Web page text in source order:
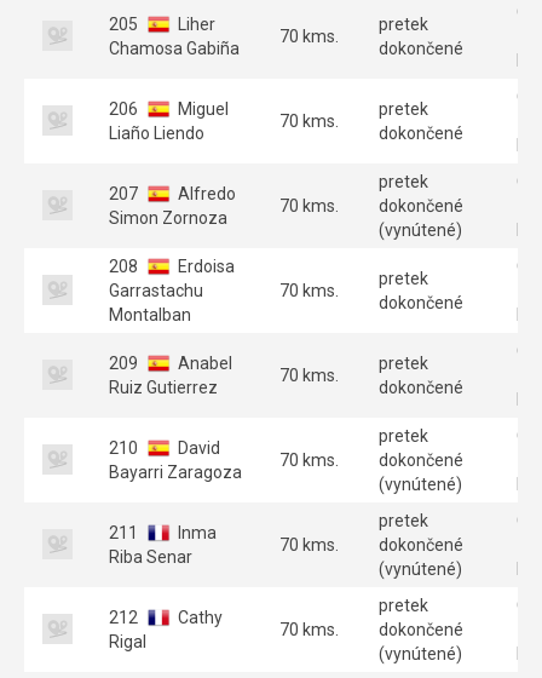
205
Liher
Chamosa Gabiña
70 kms.
pretek
dokončené
206
Miguel
Liaño Liendo
70 kms.
pretek
dokončené
207
Alfredo
Simon Zornoza
70 kms.
pretek
dokončené
(vynútené)
208
Erdoisa
Garrastachu
Montalban
70 kms.
pretek
dokončené
209
Anabel
Ruiz Gutierrez
70 kms.
pretek
dokončené
210
David
Bayarri Zaragoza
70 kms.
pretek
dokončené
(vynútené)
211
Inma
Riba Senar
70 kms.
pretek
dokončené
(vynútené)
212
Cathy
Rigal
70 kms.
pretek
dokončené
(vynútené)